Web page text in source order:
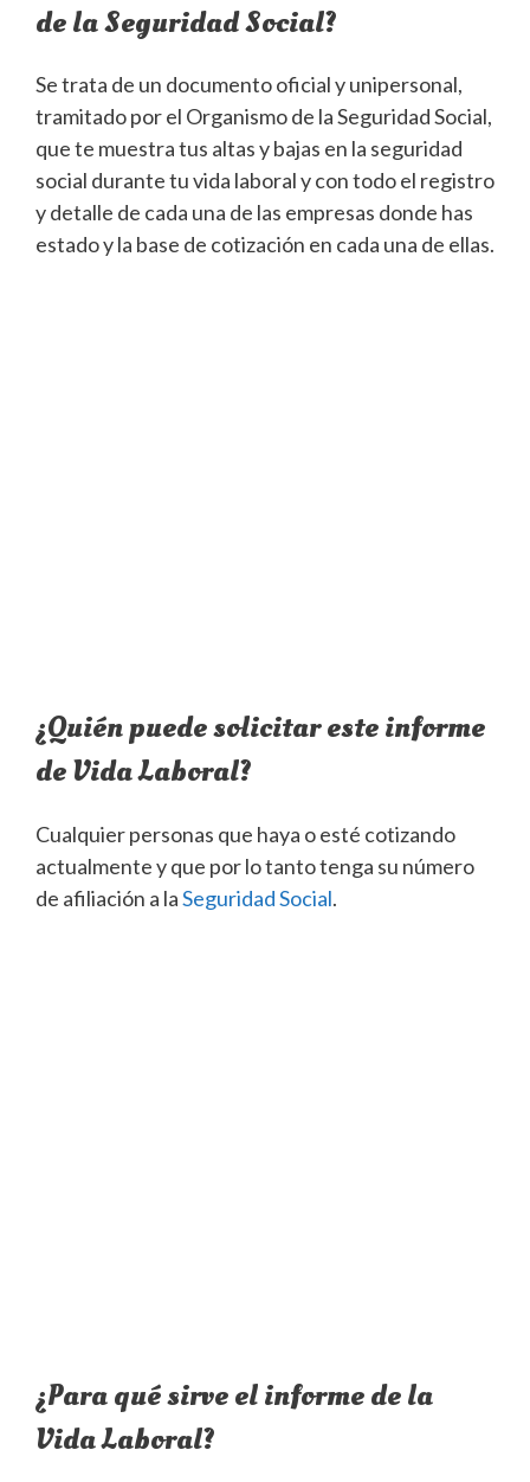
de la Seguridad Social?
Se trata de un documento oficial y unipersonal,
tramitado por el Organismo de la Seguridad Social,
que te muestra tus altas y bajas en la seguridad
social durante tu vida laboral y con todo el registro
y detalle de cada una de las empresas donde has
estado y la base de cotización en cada una de ellas.
¿Quién puede solicitar este informe
de Vida Laboral?
Cualquier personas que haya o esté cotizando
actualmente y que por lo tanto tenga su número
de afiliación a laSeguridad Social.
¿Para qué sirve el informe de la
Vida Laboral?